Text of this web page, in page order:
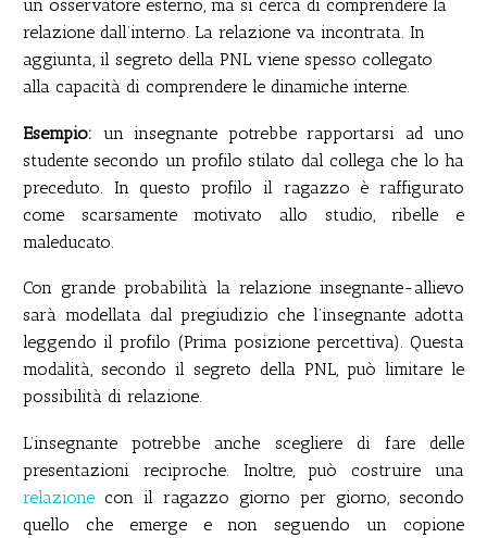
un osservatore esterno, ma si cerca di comprendere la
relazione dall’interno. La relazione va incontrata. In
aggiunta, il segreto della PNL viene spesso collegato
alla capacità di comprendere le dinamiche interne.
Esempio: un insegnante potrebbe rapportarsi ad uno
studente secondo un profilo stilato dal collega che lo ha
preceduto. In questo profilo il ragazzo è raffigurato
come scarsamente motivato allo studio, ribelle e
maleducato.
Con grande probabilità la relazione insegnante-allievo
sarà modellata dal pregiudizio che l’insegnante adotta
leggendo il profilo (Prima posizione percettiva). Questa
modalità, secondo il segreto della PNL, può limitare le
possibilità di relazione.
L’insegnante potrebbe anche scegliere di fare delle
presentazioni reciproche. Inoltre, può costruire una
relazione con il ragazzo giorno per giorno, secondo
quello che emerge e non seguendo un copione